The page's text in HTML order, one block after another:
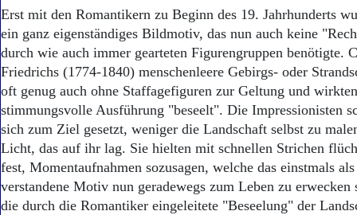
Kontakt
Impressum
Datenschutz
Erst mit den Romantikern zu Beginn des 19. Jahrhunderts
ein ganz eigenständiges Bildmotiv, das nun auch keine
durch wie auch immer gearteten Figurengruppen benötigte.
Friedrichs (1774-1840) menschenleere Gebirgs- oder
oft genug auch ohne Staffagefiguren zur Geltung und
stimmungsvolle Ausführung "beseelt". Die Impressionisten
sich zum Ziel gesetzt, weniger die Landschaft selbst zu
Licht, das auf ihr lag. Sie hielten mit schnellen Strichen
fest, Momentaufnahmen sozusagen, welche das einstmals
verstandene Motiv nun geradewegs zum Leben zu erwecken
die durch die Romantiker eingeleitete "Beseelung" der